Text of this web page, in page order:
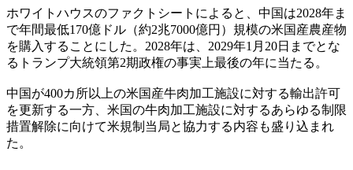
ホワイトハウスのファクトシートによると、中国は2028年ま
で年間最低170億ドル（約2兆7000億円）規模の米国産農産物
を購入することにした。2028年は、2029年1月20日までとな
るトランプ大統領第2期政権の事実上最後の年に当たる。
中国が400カ所以上の米国産牛肉加工施設に対する輸出許可
を更新する一方、米国の牛肉加工施設に対するあらゆる制限
措置解除に向けて米規制当局と協力する内容も盛り込まれ
た。